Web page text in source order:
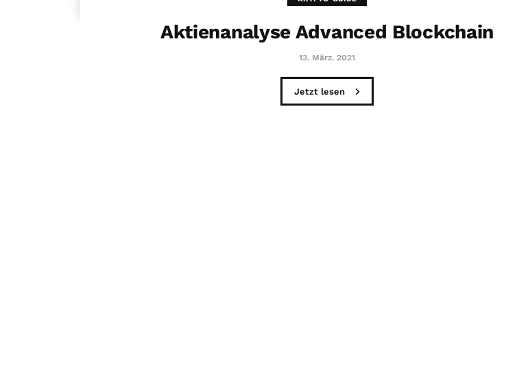
Aktienanalyse Advanced Blockchain
13. März. 2021
Jetzt lesen